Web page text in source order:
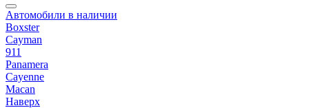
Автомобили в наличии
Boxster
Cayman
911
Panamera
Cayenne
Macan
Наверх